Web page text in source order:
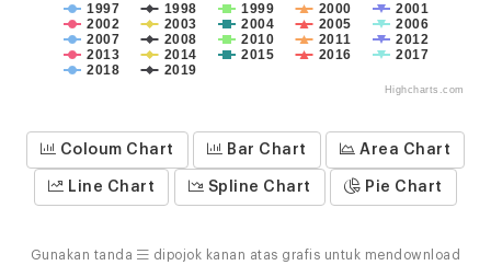
1997 1998 1999 2000
2001
2002
2003 2004 2005
2006
2007
2008 2010 2011
2012
2013
2014 2015 2016
2017
2018
2019
Highcharts.com
Coloum Chart Bar Chart Area Chart
Line Chart Spline Chart Pie Chart
Gunakan tanda dipojok kanan atas grafis untuk mendownload